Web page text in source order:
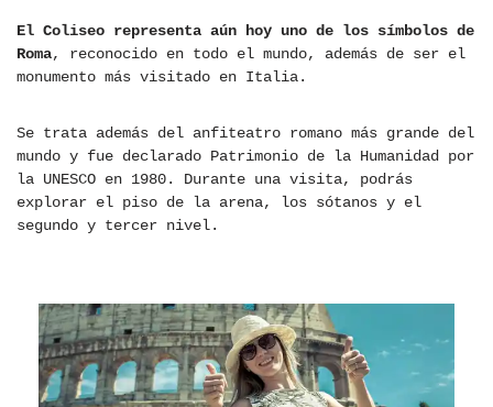
El Coliseo representa aún hoy uno de los símbolos de
Roma, reconocido en todo el mundo, además de ser el
monumento más visitado en Italia.
Se trata además del anfiteatro romano más grande del
mundo y fue declarado Patrimonio de la Humanidad por
la UNESCO en 1980. Durante una visita, podrás
explorar el piso de la arena, los sótanos y el
segundo y tercer nivel.